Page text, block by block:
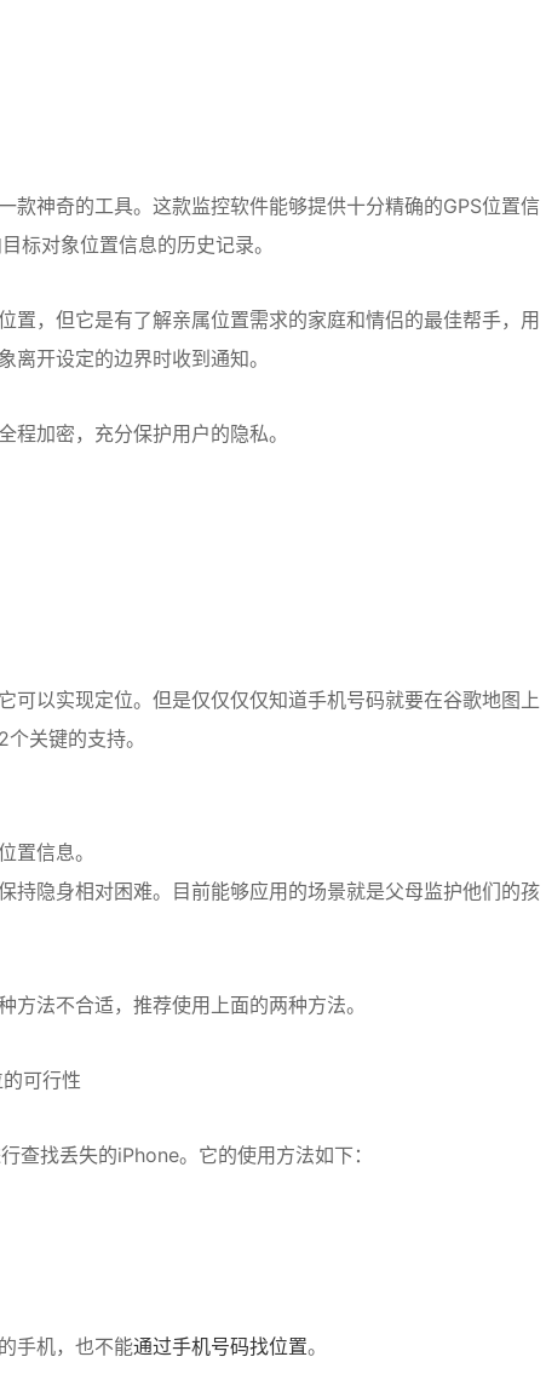
款神奇的工具。这款监控软件能够提供十分精确的GPS位置信
标对象位置信息的历史记录。
置，但它是有了解亲属位置需求的家庭和情侣的最佳帮手，用
离开设定的边界时收到通知。
加密，充分保护用户的隐私。
可以实现定位。但是仅仅仅仅知道手机号码就要在谷歌地图上
关键的支持。
置信息。
持隐身相对困难。目前能够应用的场景就是父母监护他们的孩
法不合适，推荐使用上面的两种方法。
可行性
查找丢失的iPhone。它的使用方法如下：
手机，也不能通过手机号码找位置。